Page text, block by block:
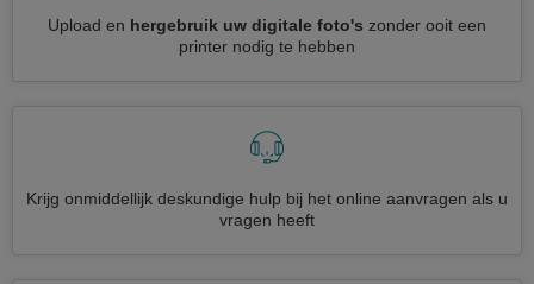
Upload en hergebruik uw digitale foto's zonder ooit een
printer nodig te hebben
Krijg onmiddellijk deskundige hulp bij het online aanvragen als u
vragen heeft